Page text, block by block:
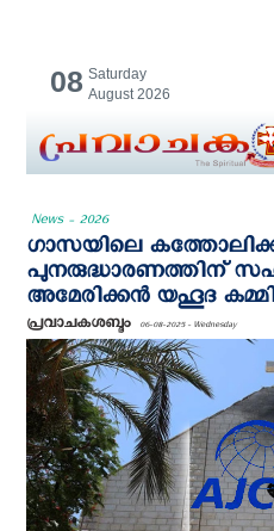
08 Saturday
August 2026
News - 2026
ഗാസയിലെ
പുനരുദ്ധാരണത്തിന്
അമേരിക്കൻ യഹൂദ
പ്രവാചകശബ്ദം 06-08-2025 - Wednesday